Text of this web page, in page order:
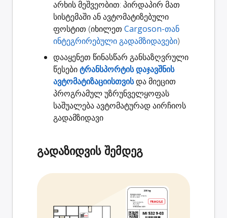
არხის მეშვეობით: პირდაპირ მათ
სისტემაში ან ავტომატიზებული
ფოსტით (იხილეთ Cargoson-თან
ინტეგრირებული გადამზიდავები)
დააყენეთ წინასწარ განსაზღვრული
წესებიტრანსპორტის დაჯავშნის
ავტომატიზაციისთვისდა მიეცით
პროგრამულ უზრუნველყოფას
საშუალება ავტომატურად აირჩიოს
გადამზიდავი
გადაზიდვის შემდეგ